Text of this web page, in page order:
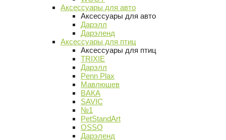
Аксессуары для авто
Аксессуары для авто
Дарэлл
Дарэленд
Аксессуары для птиц
Аксессуары для птиц
TRIXIE
Дарэлл
Penn Plax
Мавлюшев
ВАКА
SAVIC
№1
PetStandArt
OSSO
Дарэленд